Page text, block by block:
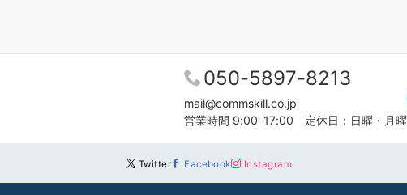
050-5897-8213
mail@commskill.co.jp
営業時間 9:00-17:00 定休日：日曜・月曜
Twitter Facebook Instagram